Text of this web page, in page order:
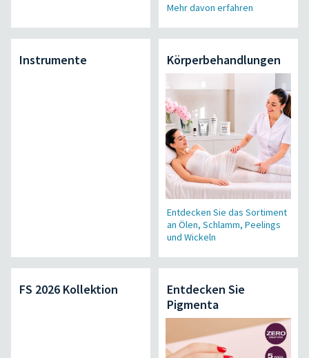
Mehr davon erfahren
Instrumente Körperbehandlungen
Entdecken Sie das Sortiment
an Ölen, Schlamm, Peelings
und Wickeln
FS 2026 Kollektion
Entdecken Sie
Pigmenta